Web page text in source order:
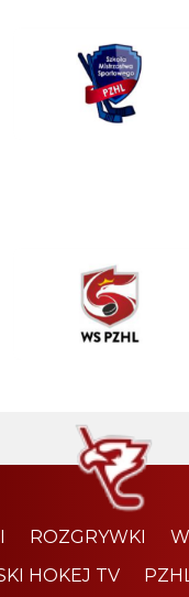
ROZGRYWKI
HOKEJ TV